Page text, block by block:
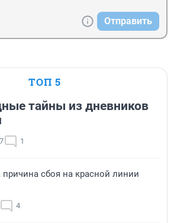
Отправить
ТОП 5
тайны из дневников
1
причина сбоя на красной линии
4